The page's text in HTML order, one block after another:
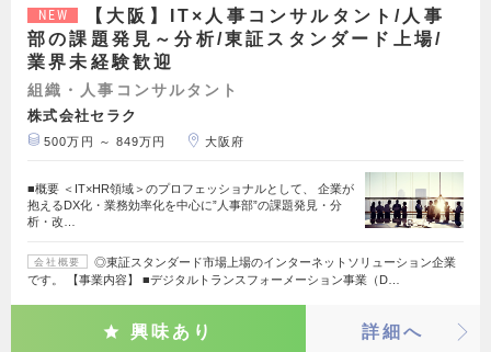
NEW
【大阪】IT×人事コンサルタント/人事
部の課題発見～分析/東証スタンダード上場/
業界未経験歓迎
組織・人事コンサルタント
株式会社セラク
500万円 ～ 849万円 大阪府
■概要 ＜IT×HR領域＞のプロフェッショナルとして、 企業が
抱えるDX化・業務効率化を中心に”人事部”の課題発見・分
析・改…
会社概要
◎東証スタンダード市場上場のインターネットソリューション企業
です。 【事業内容】 ■デジタルトランスフォーメーション事業（D…
興味あり 詳細へ